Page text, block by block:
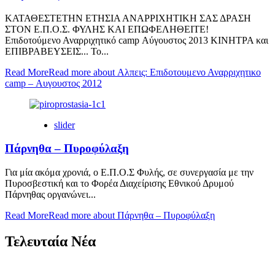
ΚΑΤΑΘΕΣΤΕΤΗΝ ΕΤΗΣΙΑ ΑΝΑΡΡΙΧΗΤΙΚΗ ΣΑΣ ΔΡΑΣΗ
ΣΤΟΝ Ε.Π.Ο.Σ. ΦΥΛΗΣ ΚΑΙ ΕΠΩΦΕΛΗΘΕΙΤΕ!
Επιδοτούμενο Αναρριχητικό camp Αύγουστος 2013 ΚΙΝΗΤΡΑ και
ΕΠΙΒΡΑΒΕΥΣΕΙΣ... Το...
Read MoreRead more about Αλπεις: Επιδοτουμενο Αναρριχητικο
camp – Αυγουστος 2012
slider
Πάρνηθα – Πυροφύλαξη
Για μία ακόμα χρονιά, ο Ε.Π.Ο.Σ Φυλής, σε συνεργασία με την
Πυροσβεστική και το Φορέα Διαχείρισης Εθνικού Δρυμού
Πάρνηθας οργανώνει...
Read MoreRead more about Πάρνηθα – Πυροφύλαξη
Τελευταία Νέα